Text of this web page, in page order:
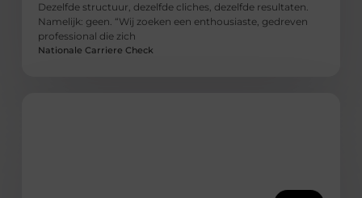
Dezelfde structuur, dezelfde cliches, dezelfde resultaten.
Namelijk: geen. “Wij zoeken een enthousiaste, gedreven
professional die zich
Nationale Carriere Check